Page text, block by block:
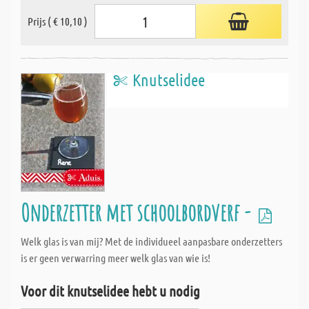
Prijs ( € 10,10 )
Knutselidee
Onderzetter met schoolbordverf -
Welk glas is van mij? Met de individueel aanpasbare onderzetters
is er geen verwarring meer welk glas van wie is!
Voor dit knutselidee hebt u nodig